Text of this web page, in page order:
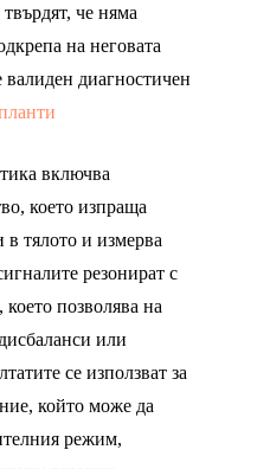
че няма
на неговата
диагностичен
включва
което изпраща
в тялото и измерва
резонират с
позволява на
или
се използват за
който може да
режим,